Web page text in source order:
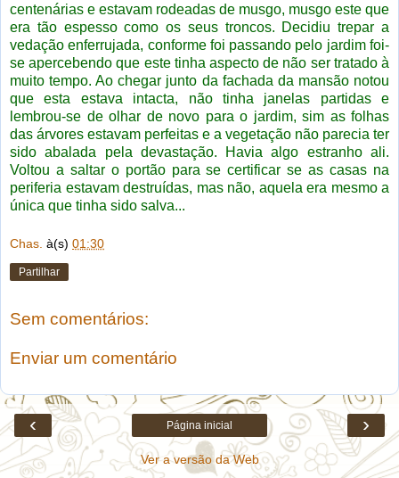
centenárias e estavam rodeadas de musgo, musgo este que
era tão espesso como os seus troncos. Decidiu trepar a
vedação enferrujada, conforme foi passando pelo jardim foi-
se apercebendo que este tinha aspecto de não ser tratado à
muito tempo. Ao chegar junto da fachada da mansão notou
que esta estava intacta, não tinha janelas partidas e
lembrou-se de olhar de novo para o jardim, sim as folhas
das árvores estavam perfeitas e a vegetação não parecia ter
sido abalada pela devastação. Havia algo estranho ali.
Voltou a saltar o portão para se certificar se as casas na
periferia estavam destruídas, mas não, aquela era mesmo a
única que tinha sido salva...
Chas. à(s) 01:30
Partilhar
Sem comentários:
Enviar um comentário
‹ ›
Página inicial
Ver a versão da Web